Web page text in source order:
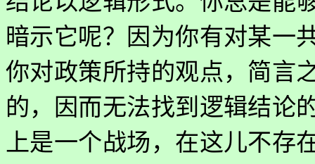
暗示它呢？因为你有对某一
你对政策所持的观点，简言
的，因而无法找到逻辑结论
上是一个战场，在这儿不存